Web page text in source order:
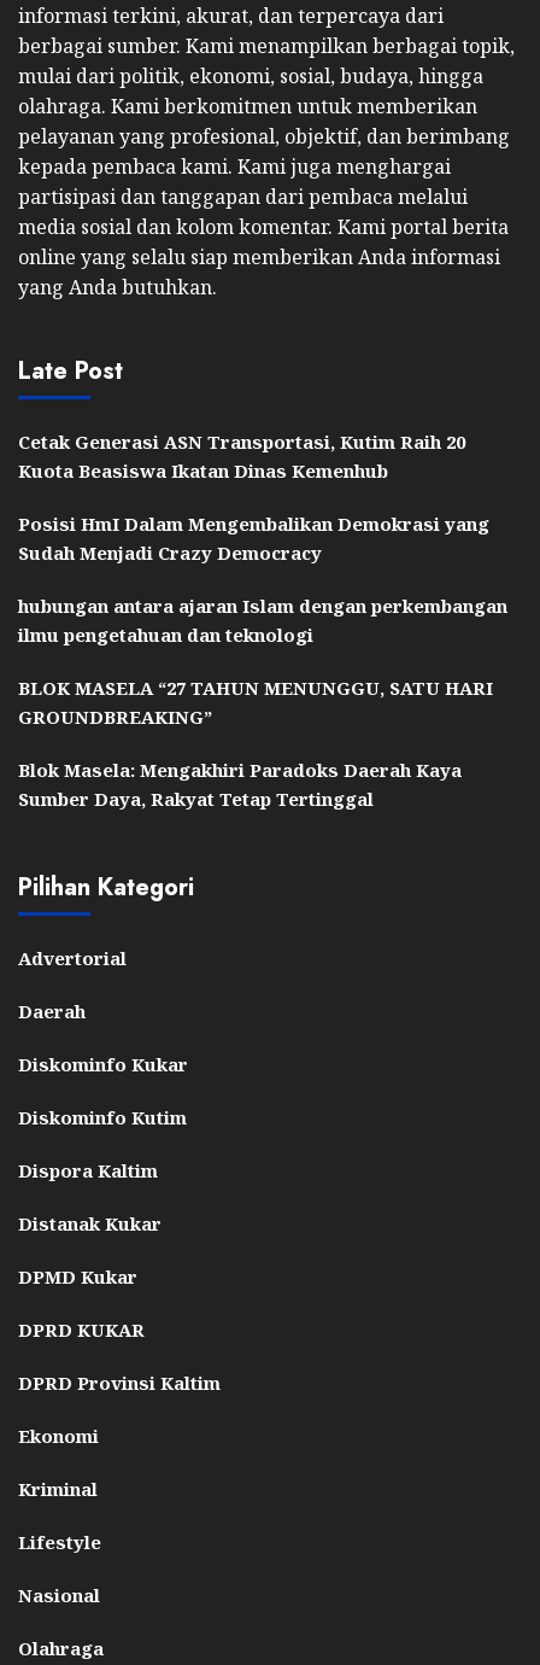
informasi terkini, akurat, dan terpercaya dari
berbagai sumber. Kami menampilkan berbagai topik,
mulai dari politik, ekonomi, sosial, budaya, hingga
olahraga. Kami berkomitmen untuk memberikan
pelayanan yang profesional, objektif, dan berimbang
kepada pembaca kami. Kami juga menghargai
partisipasi dan tanggapan dari pembaca melalui
media sosial dan kolom komentar. Kami portal berita
online yang selalu siap memberikan Anda informasi
yang Anda butuhkan.
Late Post
Cetak Generasi ASN Transportasi, Kutim Raih 20
Kuota Beasiswa Ikatan Dinas Kemenhub
Posisi HmI Dalam Mengembalikan Demokrasi yang
Sudah Menjadi Crazy Democracy
hubungan antara ajaran Islam dengan perkembangan
ilmu pengetahuan dan teknologi
BLOK MASELA “27 TAHUN MENUNGGU, SATU HARI
GROUNDBREAKING”
Blok Masela: Mengakhiri Paradoks Daerah Kaya
Sumber Daya, Rakyat Tetap Tertinggal
Pilihan Kategori
Advertorial
Daerah
Diskominfo Kukar
Diskominfo Kutim
Dispora Kaltim
Distanak Kukar
DPMD Kukar
DPRD KUKAR
DPRD Provinsi Kaltim
Ekonomi
Kriminal
Lifestyle
Nasional
Olahraga